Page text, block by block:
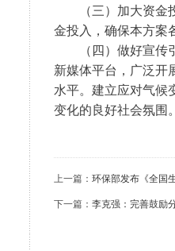
（三）加大资金投
金投入，确保本方案
（四）做好宣传引
新媒体平台，广泛开
水平。建立应对气候
变化的良好社会氛围
上一篇： 环保部发布《全国
下一篇： 李克强：完善鼓励